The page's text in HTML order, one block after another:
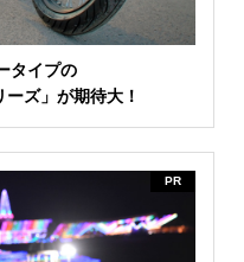
タイプの
ズ」が期待大！
PR